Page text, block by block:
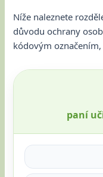
Níže naleznete
důvodu ochrany
kódovým
paní